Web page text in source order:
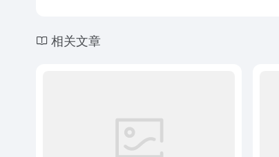
相关文章